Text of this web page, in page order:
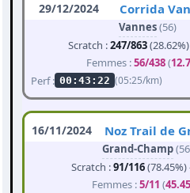
29/12/2024 Corrida
Vannes(56)
Scratch :247/863
Femmes :56/438(
Perf : 00:43:22 (05:25/km)
16/11/2024 Noz Trail de
Grand-Champ
Scratch :91/116(78.45%)
Femmes :5/11 (